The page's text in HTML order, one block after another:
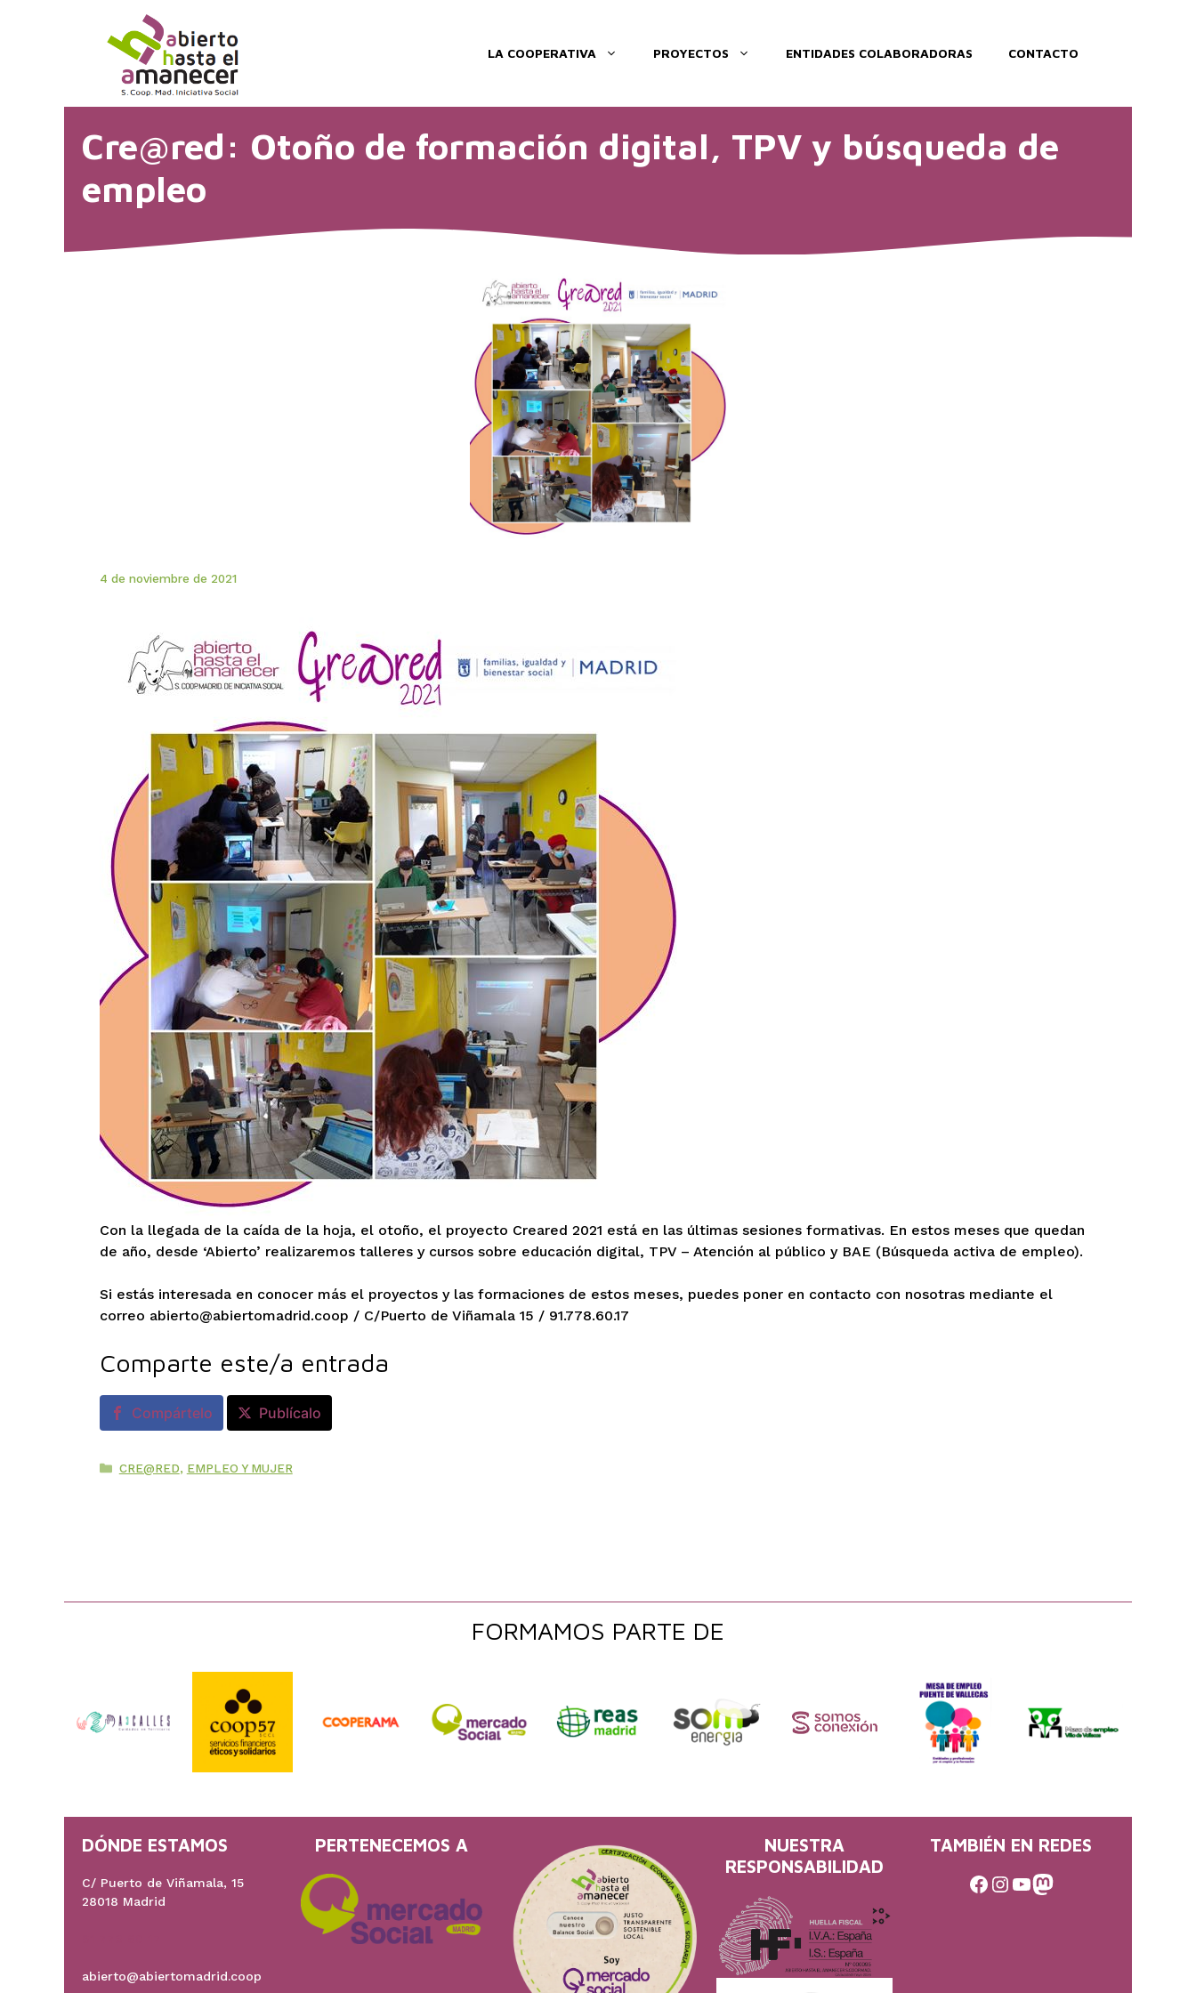
LA COOPERATIVA PROYECTOS ENTIDADES COLABORADORAS CONTACTO
Cre@red: Otoño de formación digital, TPV y búsqueda de
empleo
4 de noviembre de 2021
Con la llegada de la caída de la hoja, el otoño, el proyecto Creared 2021 está en las últimas sesiones formativas. En estos meses que quedan
de año, desde ‘Abierto’ realizaremos talleres y cursos sobre educación digital, TPV – Atención al público y BAE (Búsqueda activa de empleo).
Si estás interesada en conocer más el proyectos y las formaciones de estos meses, puedes poner en contacto con nosotras mediante el
correo abierto@abiertomadrid.coop / C/Puerto de Viñamala 15 / 91.778.60.17
Comparte este/a entrada
Compártelo Publícalo
Categorías
CRE@RED, EMPLEO Y MUJER
FORMAMOS PARTE DE
DÓNDE ESTAMOS
C/ Puerto de Viñamala, 15
28018 Madrid
abierto@abiertomadrid.coop
PERTENECEMOS A
NUESTRA
RESPONSABILIDAD
TAMBIÉN EN REDES
Facebook InstagramYoutube Mastodon